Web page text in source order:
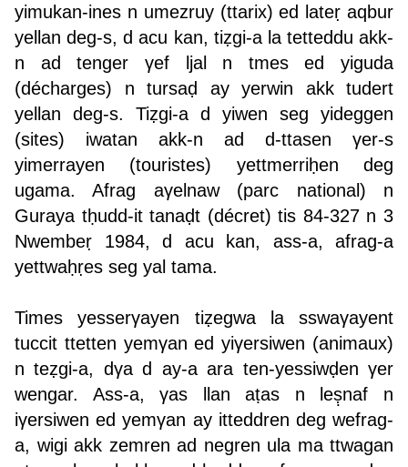
yimukan-ines n umezruy (ttarix) ed lateṛ aqbur
yellan deg-s, d acu kan, tiẓgi-a la tetteddu akk-
n ad tenger γef ljal n tmes ed yiguda
(décharges) n tursaḍ ay yerwin akk tudert
yellan deg-s. Tiẓgi-a d yiwen seg yideggen
(sites) iwatan akk-n ad d-ttasen γer-s
yimerrayen (touristes) yettmerriḥen deg
ugama. Afrag aγelnaw (parc national) n
Guraya tḥudd-it tanaḍt (décret) tis 84-327 n 3
Nwembeṛ 1984, d acu kan, ass-a, afrag-a
yettwaḥṛes seg yal tama.
Times yesserγayen tiẓegwa la sswaγayent
tuccit ttetten yemγan ed yiγersiwen (animaux)
n teẓgi-a, dγa d ay-a ara ten-yessiwḍen γer
wengar. Ass-a, γas llan aṭas n leṣ̣naf n
iγersiwen ed yemγan ay itteddren deg wefrag-
a, wigi akk zemren ad negren ula ma ttwagan